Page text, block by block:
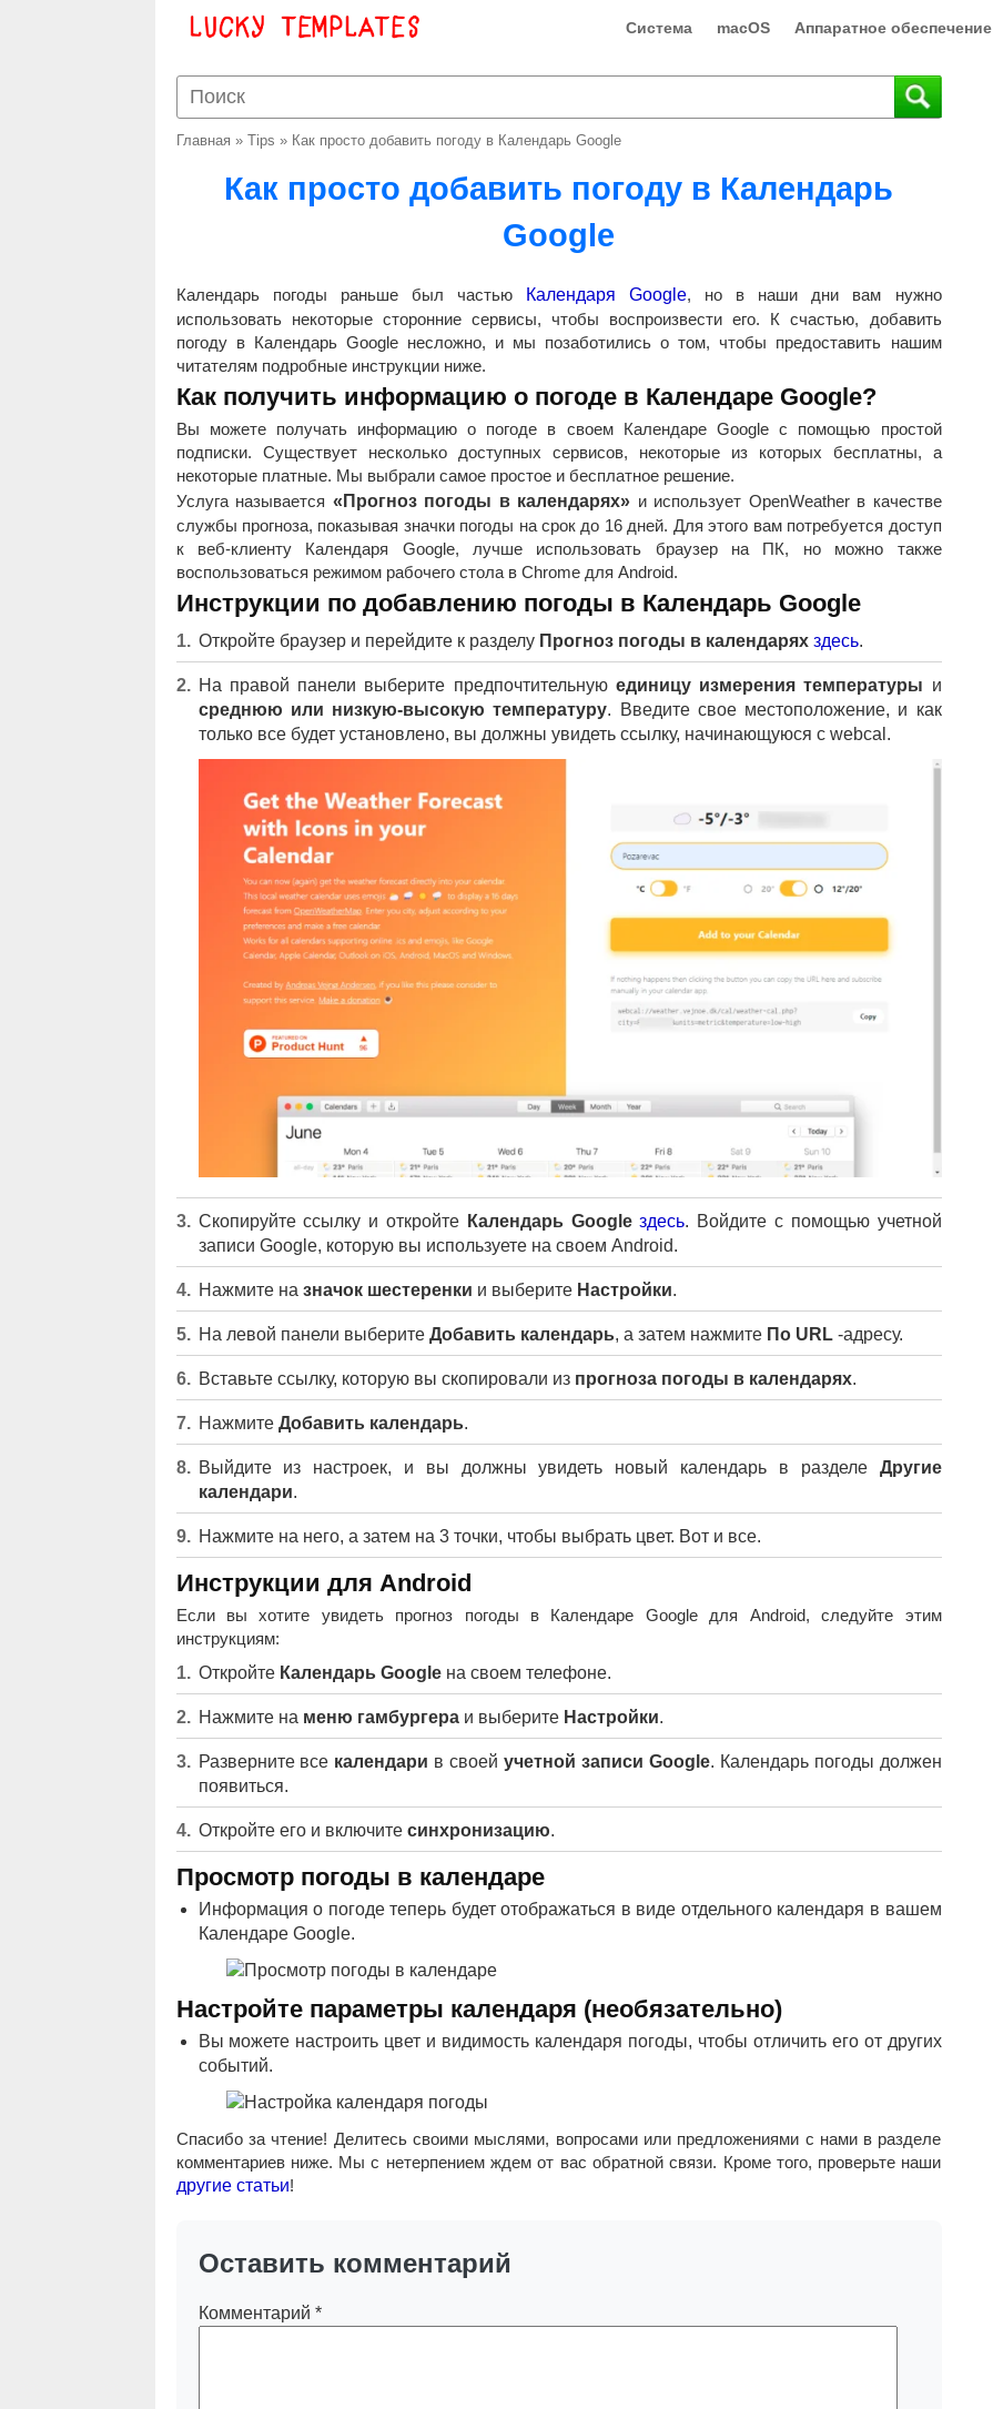
Система macOS Аппаратное обеспечение
Главная » Tips » Как просто добавить погоду в Календарь Google
Как просто добавить погоду в Календарь
Google
Календарь погоды раньше был частью Календаря Google, но в наши дни вам нужно
использовать некоторые сторонние сервисы, чтобы воспроизвести его. К счастью, добавить
погоду в Календарь Google несложно, и мы позаботились о том, чтобы предоставить нашим
читателям подробные инструкции ниже.
Как получить информацию о погоде в Календаре Google?
Вы можете получать информацию о погоде в своем Календаре Google с помощью простой
подписки. Существует несколько доступных сервисов, некоторые из которых бесплатны, а
некоторые платные. Мы выбрали самое простое и бесплатное решение.
Услуга называется «Прогноз погоды в календарях» и использует OpenWeather в качестве
службы прогноза, показывая значки погоды на срок до 16 дней. Для этого вам потребуется доступ
к веб-клиенту Календаря Google, лучше использовать браузер на ПК, но можно также
воспользоваться режимом рабочего стола в Chrome для Android.
Инструкции по добавлению погоды в Календарь Google
Откройте браузер и перейдите к разделу Прогноз погоды в календарях здесь.
На правой панели выберите предпочтительную единицу измерения температуры и
среднюю или низкую-высокую температуру. Введите свое местоположение, и как
только все будет установлено, вы должны увидеть ссылку, начинающуюся с webcal.
Скопируйте ссылку и откройте Календарь Google здесь. Войдите с помощью учетной
записи Google, которую вы используете на своем Android.
Нажмите на значок шестеренки и выберите Настройки.
На левой панели выберите Добавить календарь, а затем нажмите По URL-адресу.
Вставьте ссылку, которую вы скопировали из прогноза погоды в календарях.
Нажмите Добавить календарь.
Выйдите из настроек, и вы должны увидеть новый календарь в разделе Другие
календари.
Нажмите на него, а затем на 3 точки, чтобы выбрать цвет. Вот и все.
Инструкции для Android
Если вы хотите увидеть прогноз погоды в Календаре Google для Android, следуйте этим
инструкциям:
Откройте Календарь Googleна своем телефоне.
Нажмите на меню гамбургераи выберите Настройки.
Разверните все календари в своейучетной записи Google. Календарь погоды должен
появиться.
Откройте его и включите синхронизацию.
Просмотр погоды в календаре
Информация о погоде теперь будет отображаться в виде отдельного календаря в вашем
Календаре Google.
Настройте параметры календаря (необязательно)
Вы можете настроить цвет и видимость календаря погоды, чтобы отличить его от других
событий.
Спасибо за чтение! Делитесь своими мыслями, вопросами или предложениями с нами в разделе
комментариев ниже. Мы с нетерпением ждем от вас обратной связи. Кроме того, проверьте наши
другие статьи!
Оставить комментарий
Комментарий *